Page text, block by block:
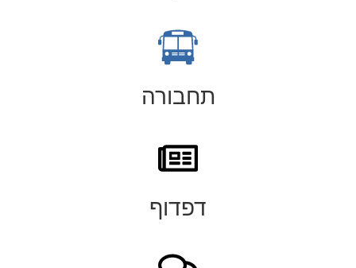
תחבורה
דפדוף